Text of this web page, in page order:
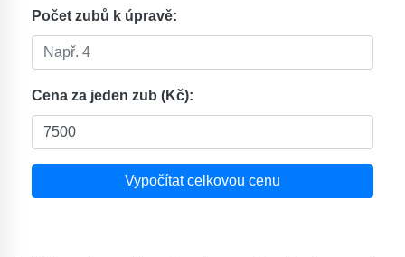
Počet zubů k úpravě:
Cena za jeden zub (Kč):
Vypočítat celkovou cenu